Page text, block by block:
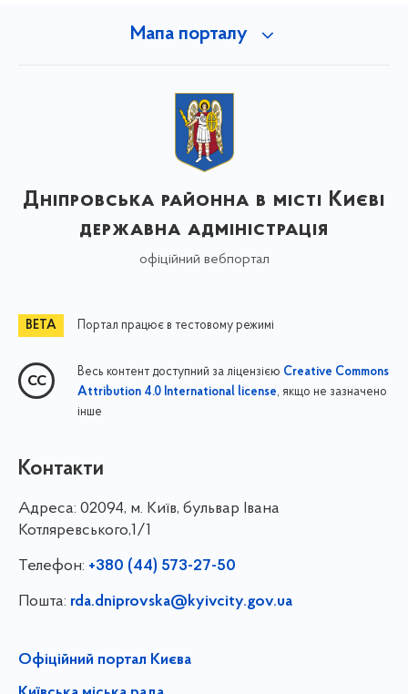
Мапа порталу
Дніпровська районна в місті Києві
державна адміністрація
офіційний вебпортал
Портал працює в тестовому режимі
Весь контент доступний за ліцензією Creative Commons
Attribution 4.0 International license, якщо не зазначено
інше
Контакти
Адреса: 02094, м. Київ, бульвар Івана
Котляревського,1/1
Телефон: +380 (44) 573-27-50
Пошта: rda.dniprovska@kyivcity.gov.ua
Офіційний портал Києва